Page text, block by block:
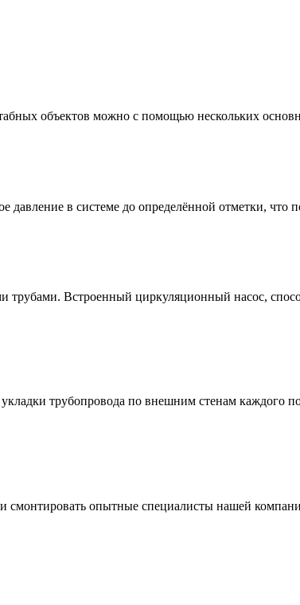
объектов можно с помощью нескольких
в системе до определённой отметки, что
трубами. Встроенный циркуляционный насос,
трубопровода по внешним стенам каждого
опытные специалисты нашей